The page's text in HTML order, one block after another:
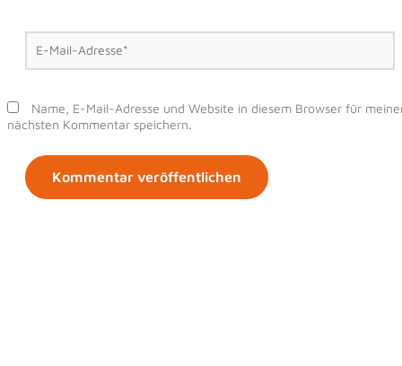
E-
Mail-
Adresse*
Name, E-Mail-Adresse und Website in diesem Browser für
nächsten Kommentar speichern.